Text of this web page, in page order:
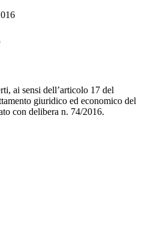
ai sensi dell’articolo 17 del
giuridico ed economico del
con delibera n. 74/2016.